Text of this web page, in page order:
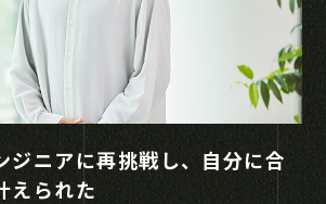
ジニアに再挑戦し、自分に合
えられた